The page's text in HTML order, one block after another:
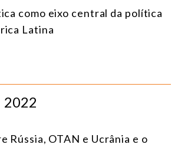
como eixo central da política
Latina
2022
Rússia, OTAN e Ucrânia e o